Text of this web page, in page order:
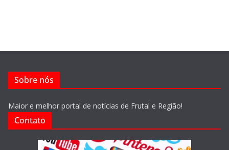
Sobre nós
Maior e melhor portal de notícias de Frutal e Região!
Contato